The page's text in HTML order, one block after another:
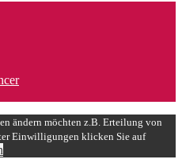
ändern möchten z.B. Erteilung von
Einwilligungen klicken Sie auf